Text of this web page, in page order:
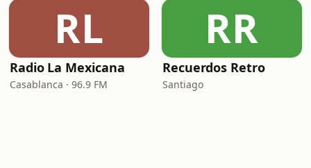
RL
Radio La Mexicana
Casablanca · 96.9 FM
RR
Recuerdos Retro
Santiago